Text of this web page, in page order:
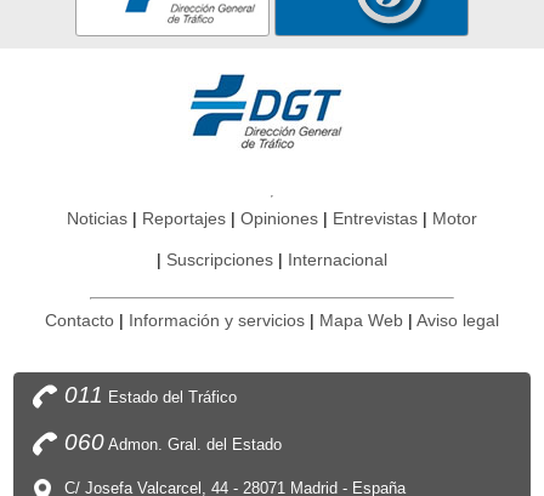
Noticias Reportajes Opiniones Entrevistas Motor
Suscripciones Internacional
Contacto Información y servicios Mapa Web Aviso legal
011 Estado del Tráfico
060Admon. Gral. del Estado
C/ Josefa Valcarcel, 44 - 28071 Madrid - España